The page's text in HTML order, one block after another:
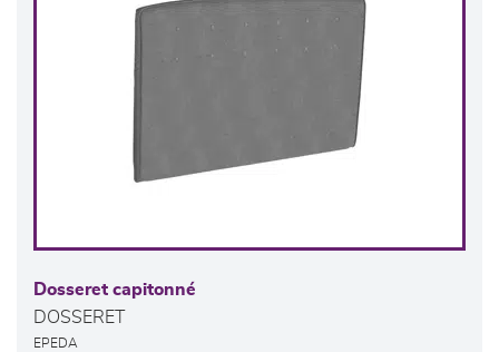
Dosseret capitonné
DOSSERET
EPEDA